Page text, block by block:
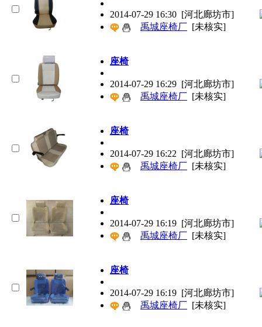
2014-07-29 16:30 [河北廊坊市]
禹城座椅厂 [未核实]
座椅
2014-07-29 16:29 [河北廊坊市]
禹城座椅厂 [未核实]
座椅
2014-07-29 16:22 [河北廊坊市]
禹城座椅厂 [未核实]
座椅
2014-07-29 16:19 [河北廊坊市]
禹城座椅厂 [未核实]
座椅
2014-07-29 16:19 [河北廊坊市]
禹城座椅厂 [未核实]